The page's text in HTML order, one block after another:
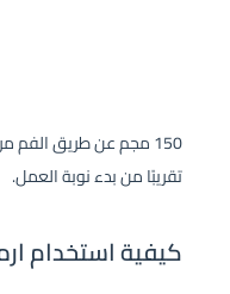
150 مجم عن طريق
تقريبًا من بدء نوبة العمل.
كيفية استخدام